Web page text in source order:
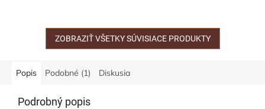
jemným kvetinovým...
vyrážajúcu...
ZOBRAZIŤ VŠETKY SÚVISIACE PRODUKTY
Popis Podobné (1) Diskusia
Podrobný popis